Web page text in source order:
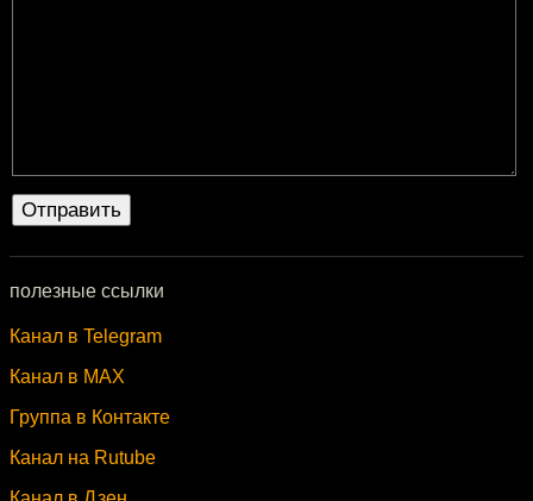
полезные ссылки
Канал в Telegram
Канал в MAX
Группа в Контакте
Канал на Rutube